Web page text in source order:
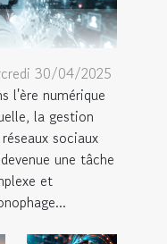
30/04/2025
l'ère numérique
la gestion
sociaux
une tâche
et